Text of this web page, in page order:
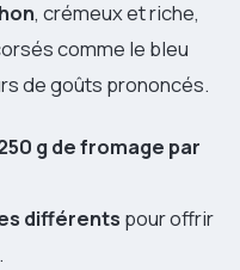
, crémeux et riche,
comme le bleu
de goûts prononcés.
g de fromage par
différents pour offrir